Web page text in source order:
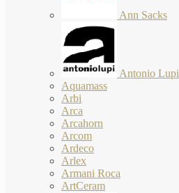
Ann Sacks
Antonio Lupi
Aquamass
Arbi
Arca
Arcahorn
Arcom
Ardeco
Arlex
Armani Roca
ArtCeram